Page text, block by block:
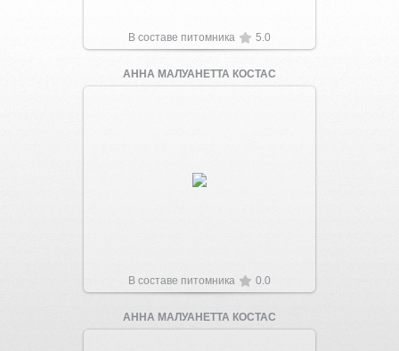
В составе питомника 5.0
АННА МАЛУАНЕТТА КОСТАС
Увеличить
В составе питомника 0.0
АННА МАЛУАНЕТТА КОСТАС